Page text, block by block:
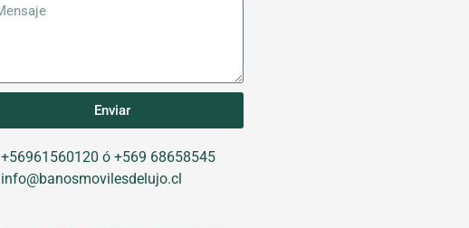
Enviar
+56961560120 ó +569 68658545
info@banosmovilesdelujo.cl